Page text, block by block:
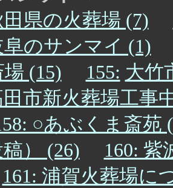
県の火葬場 (7)
阜のサンマイ (1)
場 (15)
155: 大竹
市新火葬場工事
○あぶくま斎苑
） (26)
160: 紫
161: 浦賀火葬場に